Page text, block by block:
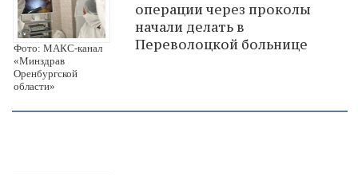
Фото: МАКС-канал
«Минздрав
Оренбургской
области»
операции через проколы
начали делать в
Переволоцкой больнице